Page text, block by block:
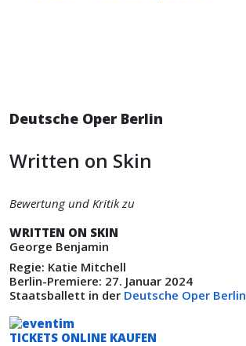
Deutsche Oper Berlin
Written on Skin
Bewertung und Kritik zu
WRITTEN ON SKIN
George Benjamin
Regie: Katie Mitchell
Berlin-Premiere: 27. Januar 2024
Staatsballett in der Deutsche Oper Berlin
TICKETS ONLINE KAUFEN